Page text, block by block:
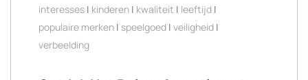
interesses | kinderen | kwaliteit | leeftijd |
populaire merken | speelgoed | veiligheid |
verbeelding